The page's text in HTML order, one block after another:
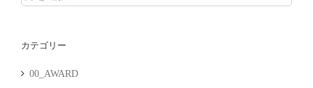
イ
カテゴリー
00_AWARD